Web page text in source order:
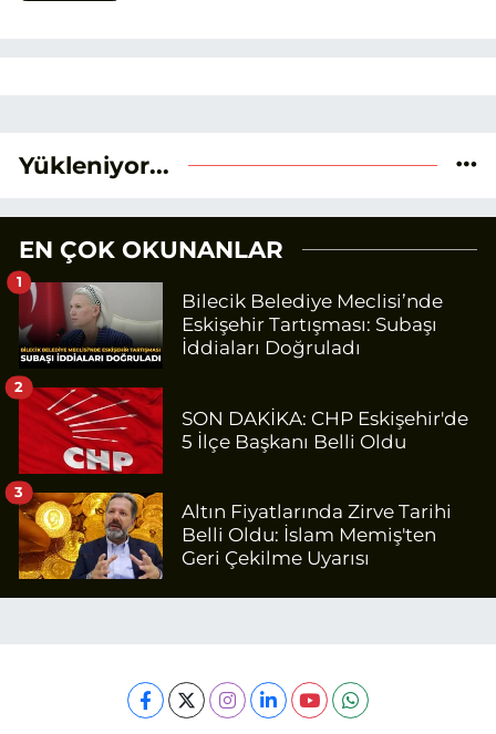
Yükleniyor...
EN ÇOK OKUNANLAR
Bilecik Belediye Meclisi’nde
Eskişehir Tartışması: Subaşı
İddiaları Doğruladı
1
SON DAKİKA: CHP Eskişehir'de
5 İlçe Başkanı Belli Oldu
2
Altın Fiyatlarında Zirve Tarihi
Belli Oldu: İslam Memiş'ten
Geri Çekilme Uyarısı
3